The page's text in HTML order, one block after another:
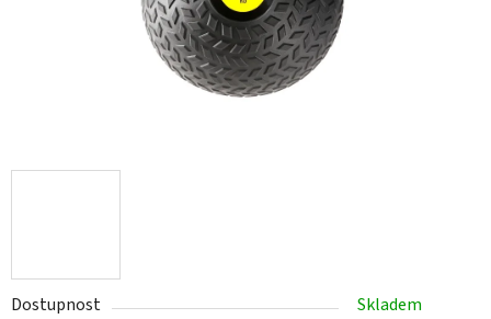
Dostupnost
Skladem